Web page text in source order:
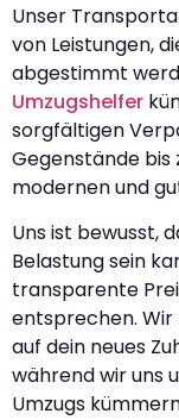
Unser
von Leistungen,
abgestimmt
Umzugshelfer
sorgfältigen
Gegenstände bis
modernen und
Uns ist bewusst,
Belastung sein
transparente
entsprechen. Wir
auf dein neues
während wir uns
Umzugs